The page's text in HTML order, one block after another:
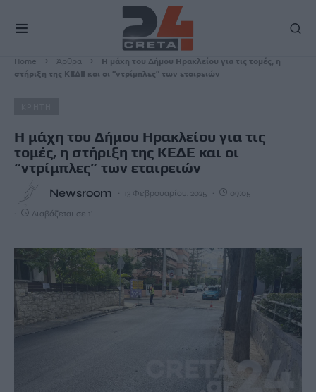
Home Άρθρα
Η μάχη του Δήμου Ηρακλείου για τις τομές, η
στήριξη της ΚΕΔΕ και οι “ντρίμπλες” των εταιρειών
Η μάχη του Δήμου Ηρακλείου για τις
τομές, η στήριξη της ΚΕΔΕ και οι
“ντρίμπλες” των εταιρειών
Newsroom 13 Φεβρουαρίου, 2025 09:05
Διαβάζεται σε 1'